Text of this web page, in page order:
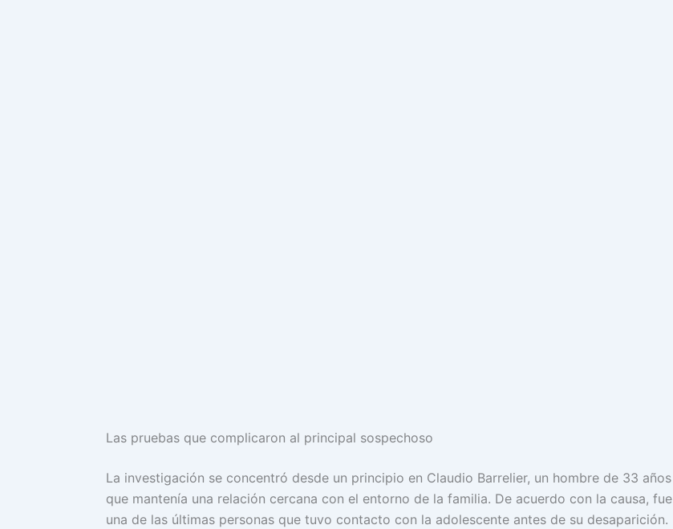
Las pruebas que complicaron al principal sospechoso
La investigación se concentró desde un principio en Claudio Barrelier, un hombre de 33 años
que mantenía una relación cercana con el entorno de la familia. De acuerdo con la causa, fue
una de las últimas personas que tuvo contacto con la adolescente antes de su desaparición.